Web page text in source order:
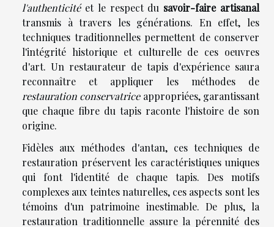
l'authenticitéet le respect du savoir-faire artisanal
transmis à travers les générations. En effet, les
techniques traditionnelles permettent de conserver
l'intégrité historique et culturelle de ces oeuvres
d'art. Un restaurateur de tapis d'expérience saura
reconnaître et appliquer les méthodes de
restauration conservatriceappropriées, garantissant
que chaque fibre du tapis raconte l'histoire de son
origine.
Fidèles aux méthodes d'antan, ces techniques de
restauration préservent les caractéristiques uniques
qui font l'identité de chaque tapis. Des motifs
complexes aux teintes naturelles, ces aspects sont les
témoins d'un patrimoine inestimable. De plus, la
restauration traditionnelle assure la pérennité des